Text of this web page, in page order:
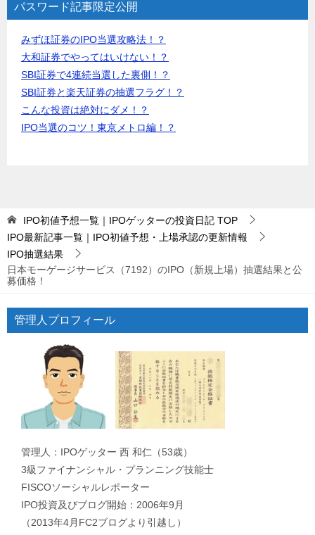
パスワード記事限定公開
みずほ証券のIPO当選攻略法！？
大和証券でやってはいけない！？
SBI証券で4連続当選した裏側！？
SBI証券と楽天証券の抽選フラグ！？
こんな投資は絶対にダメ！？
IPO当選のコツ！東京メトロ編！？
IPO初値予想一覧｜IPOゲッターの投資日記 TOP
IPO最新記事一覧｜IPO初値予想・上場承認の更新情報
IPO抽選結果
日本モーゲージサービス（7192）のIPO（新規上場）抽選結果と公
募価格！
管理人プロフィール
管理人：IPOゲッター 西 和仁（53歳）
3級ファイナンシャル・プランニング技能士
FISCOソーシャルレポーター
IPO投資及びブログ開始：2006年9月
（2013年4月FC2ブログより引越し）